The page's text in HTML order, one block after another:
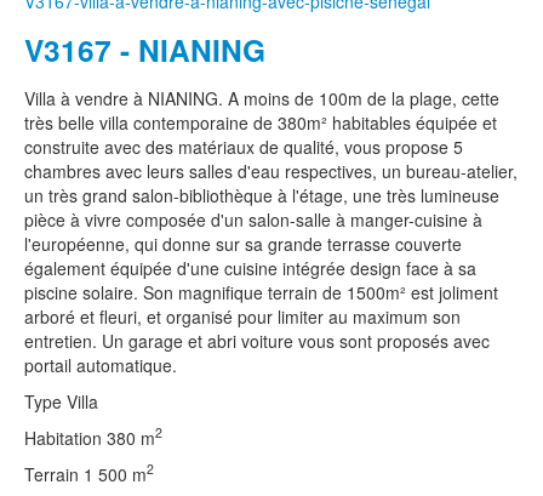
V3167 - NIANING
Villa à vendre à NIANING. A moins de 100m de la plage, cette
très belle villa contemporaine de 380m² habitables équipée et
construite avec des matériaux de qualité, vous propose 5
chambres avec leurs salles d'eau respectives, un bureau-atelier,
un très grand salon-bibliothèque à l'étage, une très lumineuse
pièce à vivre composée d'un salon-salle à manger-cuisine à
l'européenne, qui donne sur sa grande terrasse couverte
également équipée d'une cuisine intégrée design face à sa
piscine solaire. Son magnifique terrain de 1500m² est joliment
arboré et fleuri, et organisé pour limiter au maximum son
entretien. Un garage et abri voiture vous sont proposés avec
portail automatique.
Type Villa
Habitation 380 m2
Terrain 1 500 m2